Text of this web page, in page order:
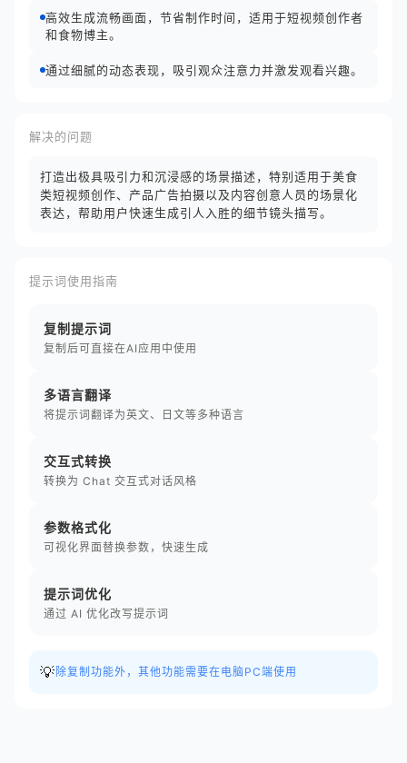
高效生成流畅画面，节省制作时间，适用于短视频创作者
和食物博主。
通过细腻的动态表现，吸引观众注意力并激发观看兴趣。
解决的问题
打造出极具吸引力和沉浸感的场景描述，特别适用于美食
类短视频创作、产品广告拍摄以及内容创意人员的场景化
表达，帮助用户快速生成引人入胜的细节镜头描写。
提示词使用指南
复制提示词
复制后可直接在AI应用中使用
多语言翻译
将提示词翻译为英文、日文等多种语言
交互式转换
转换为 Chat 交互式对话风格
参数格式化
可视化界面替换参数，快速生成
提示词优化
通过 AI 优化改写提示词
💡 除复制功能外，其他功能需要在电脑PC端使用